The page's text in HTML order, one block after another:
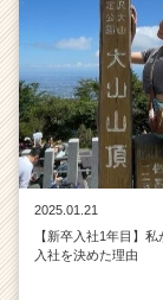
2025.01.21
【新卒入社1年目】私
入社を決めた理由